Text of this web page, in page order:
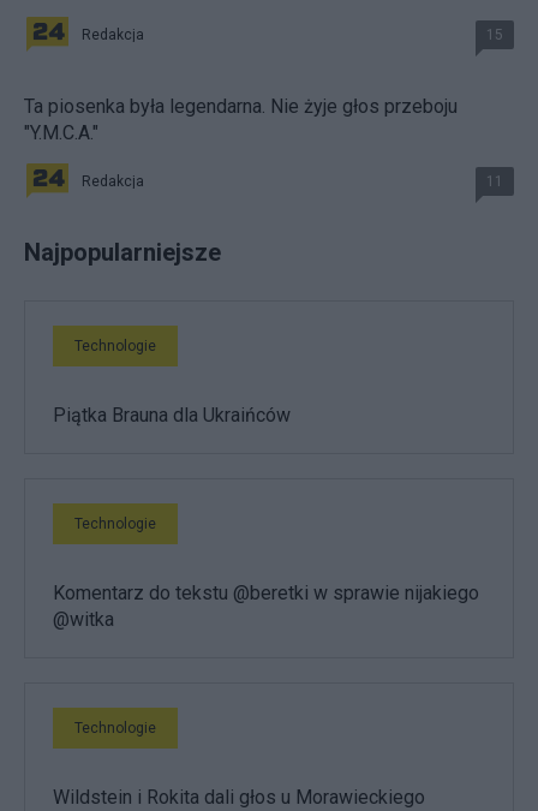
Redakcja 15
Ta piosenka była legendarna. Nie żyje głos przeboju
"Y.M.C.A."
Redakcja 11
Najpopularniejsze
Technologie
Piątka Brauna dla Ukraińców
Technologie
Komentarz do tekstu @beretki w sprawie nijakiego
@witka
Technologie
Wildstein i Rokita dali głos u Morawieckiego